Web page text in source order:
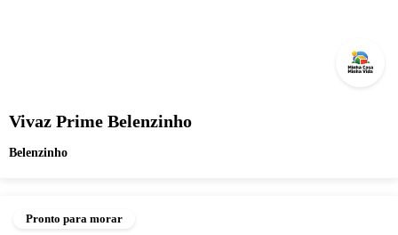
Vivaz Prime Belenzinho
Belenzinho
Pronto para morar